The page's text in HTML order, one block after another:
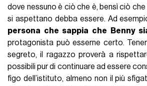
dove nessuno è ciò che è, bensì ciò
si aspettano debba essere. Ad
persona che sappia che Benny
protagonista può esserne certo.
segreto, il ragazzo proverà a
possibili pur di continuare ad essere
figo dell’istituto, almeno non il più